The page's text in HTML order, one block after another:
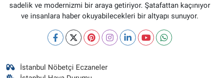
sadelik ve modernizmi bir araya getiriyor. Şatafattan kaçınıyor
ve insanlara haber okuyabilecekleri bir altyapı sunuyor.
İstanbul Nöbetçi Eczaneler